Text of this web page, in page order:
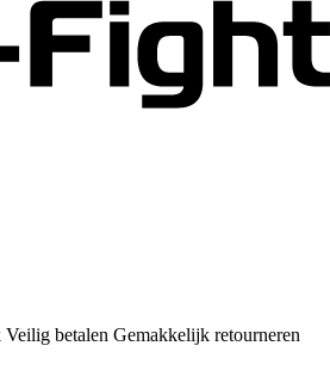
Veilig betalen Gemakkelijk retourneren